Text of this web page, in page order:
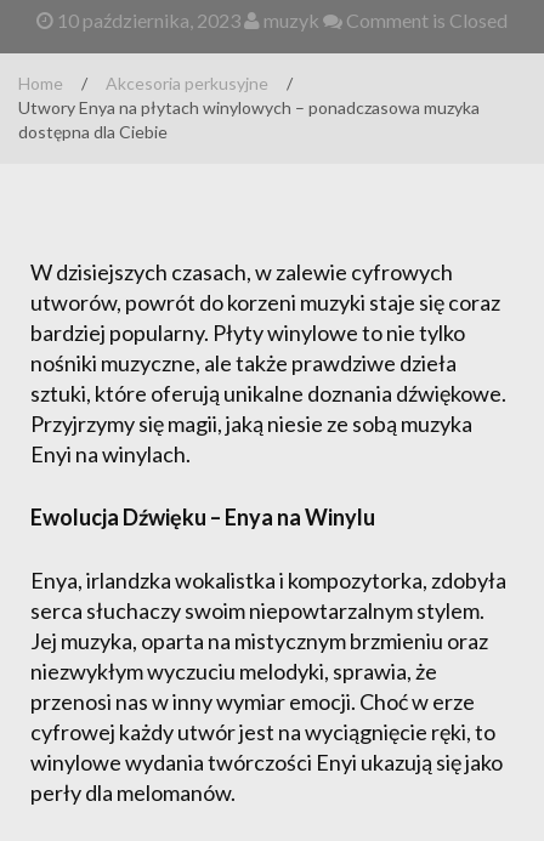
10 października, 2023 muzyk Comment is Closed
Home / Akcesoria perkusyjne
/
Utwory Enya na płytach winylowych – ponadczasowa muzyka
dostępna dla Ciebie
W dzisiejszych czasach, w zalewie cyfrowych
utworów, powrót do korzeni muzyki staje się coraz
bardziej popularny. Płyty winylowe to nie tylko
nośniki muzyczne, ale także prawdziwe dzieła
sztuki, które oferują unikalne doznania dźwiękowe.
Przyjrzymy się magii, jaką niesie ze sobą muzyka
Enyi na winylach.
Ewolucja Dźwięku – Enya na Winylu
Enya, irlandzka wokalistka i kompozytorka, zdobyła
serca słuchaczy swoim niepowtarzalnym stylem.
Jej muzyka, oparta na mistycznym brzmieniu oraz
niezwykłym wyczuciu melodyki, sprawia, że
przenosi nas w inny wymiar emocji. Choć w erze
cyfrowej każdy utwór jest na wyciągnięcie ręki, to
winylowe wydania twórczości Enyi ukazują się jako
perły dla melomanów.